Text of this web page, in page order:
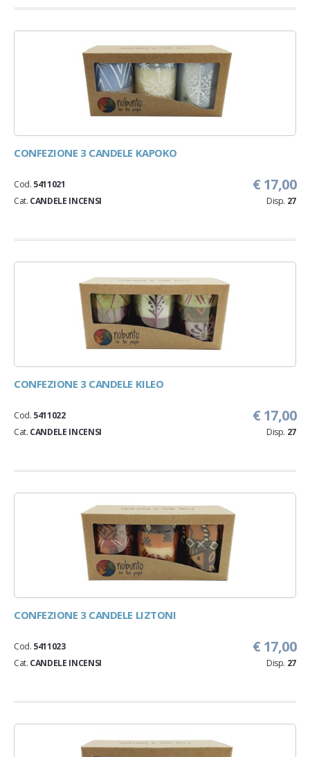
CONFEZIONE 3 CANDELE KAPOKO
€ 17,00
Cod. 5411021
Cat. CANDELE INCENSI Disp. 27
CONFEZIONE 3 CANDELE KILEO
€ 17,00
Cod. 5411022
Cat. CANDELE INCENSI Disp. 27
CONFEZIONE 3 CANDELE LIZTONI
€ 17,00
Cod. 5411023
Cat. CANDELE INCENSI Disp. 27